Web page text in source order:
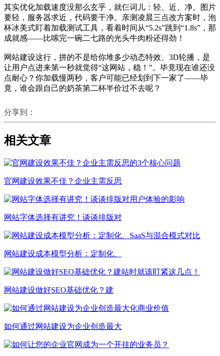
其实优化加载速度没那么玄乎，就仨词儿：轻、近、净。图片
要轻，服务器求近，代码要干净。亲测凌晨三点改方案时，泡
杯冰美式盯着加载测试工具，看着时间从“5.2s”跳到“1.8s”，那
成就感——比嗦完一碗二七路的光头牛肉粉还得劲！
网站建设这行，拼的不是给你堆多少动态特效、3D轮播，是
让用户点进来第一秒就觉得“这网站，稳！”。毕竟现在谁还没
点耐心？你加载慢两秒，客户可能已经划到下一家了——毕
竟，谁会跟自己的奶茶第二杯半价过不去呢？
分享到：
相关文章
官网建设效果不佳？企业主需反思
网站字体选择有讲究！谈谈排版对
网站建设成本模型分析：定制化、
网站建设做好SEO基础优化？建
如何通过网站建设为企业创造最大